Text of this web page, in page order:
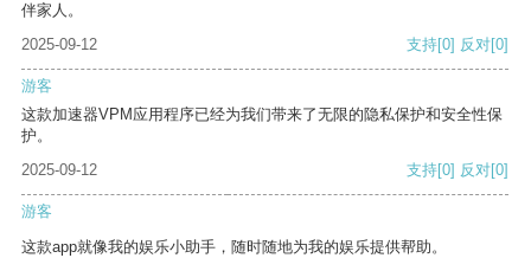
伴家人。
2025-09-12
支持[0] 反对[0]
游客
这款加速器VPM应用程序已经为我们带来了无限的隐私保护和安全性保
护。
2025-09-12
支持[0] 反对[0]
游客
这款app就像我的娱乐小助手，随时随地为我的娱乐提供帮助。